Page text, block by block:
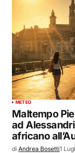
METEO
Maltempo
ad
africano
di Andrea Bosetti1